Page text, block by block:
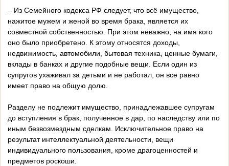
– Из Семейного кодекса РФ следует, что всё имущество,
нажитое мужем и женой во время брака, является их
совместной собственностью. При этом неважно, на имя кого
оно было приобретено. К этому относятся доходы,
недвижимость, автомобили, бытовая техника, ценные бумаги,
вклады в банках и другие подобные вещи. Если один из
супругов ухаживал за детьми и не работал, он все равно
имеет право на общую долю.
Разделу не подлежит имущество, принадлежавшее супругам
до вступления в брак, полученное в дар, по наследству или по
иным безвозмездным сделкам. Исключительное право на
результат интеллектуальной деятельности, вещи
индивидуального пользования, кроме драгоценностей и
предметов роскоши.